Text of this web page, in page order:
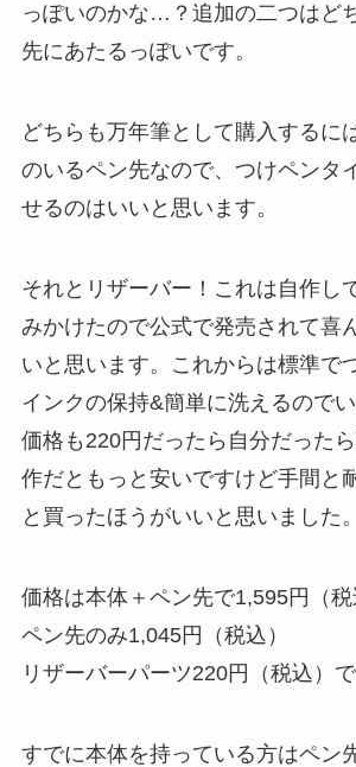
っぽいのかな…？追加の二つはど
先にあたるっぽいです。
どちらも万年筆として購入するに
のいるペン先なので、つけペンタ
せるのはいいと思います。
それとリザーバー！これは自作し
みかけたので公式で発売されて喜
いと思います。これからは標準で
インクの保持&簡単に洗えるのでい
価格も220円だったら自分だった
作だともっと安いですけど手間と
と買ったほうがいいと思いました。
価格は本体＋ペン先で1,595円（税
ペン先のみ1,045円（税込）
リザーバーパーツ220円（税込）で
すでに本体を持っている方はペン